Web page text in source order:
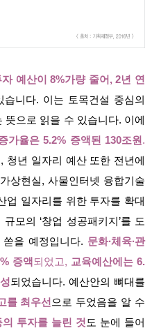
예산이 8%가량 줄어, 2년 연
습니다. 이는 토목건설 중심의
으로 읽을 수 있습니다. 이에
가율은 5.2% 증액된 130조원 .
청년 일자리 예산 또한 전년에
상현실, 사물인터넷 융합기술
업 일자리를 위한 투자를 확대
모의 ‘창업 성공패키지’를 도
을 예정입니다. 문화∙체육∙관
증액되었고, 교육예산에는 6.
되었습니다. 예산안의 뼈대를
를 최우선 으로 두었음을 알 수
투자를 늘린 것도 눈에 들어